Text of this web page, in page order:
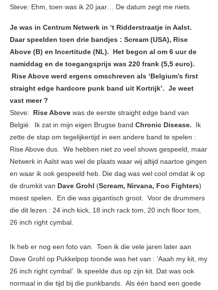
Steve: Ehm, toen was ik 20 jaar… De datum zegt me niets.
Je was in Centrum Netwerk in ‘t Ridderstraatje in Aalst.
Daar speelden toen drie bandjes : Scream (USA), Rise
Above (B) en Incertitude (NL). Het begon al om 6 uur de
namiddag en de toegangsprijs was 220 frank (5,5 euro).
Rise Above werd ergens omschreven als ‘Belgium’s first
straight edge hardcore punk band uit Kortrijk’. Je weet
vast meer ?
Steve: Rise Above was de eerste straight edge band van
België. Ik zat in mijn eigen Brugse band Chronic Disease. Ik
zette de stap om tegelijkertijd in een andere band te spelen :
Rise Above dus. We hebben niet zo veel shows gespeeld, maar
Netwerk in Aalst was wel de plaats waar wij altijd naartoe gingen
en waar ik ook gespeeld heb. Die dag was wel cool omdat ik op
de drumkit van Dave Grohl (Scream, Nirvana, Foo Fighters)
moest spelen. En die was gigantisch groot. Voor de drummers
die dit lezen : 24 inch kick, 18 inch rack tom, 20 inch floor tom,
26 inch right cymbal.
Ik heb er nog een foto van. Toen ik die vele jaren later aan
Dave Grohl op Pukkelpop toonde was het van : ‘Aaah my kit, my
26 inch right cymbal’. Ik speelde dus op zijn kit. Dat was ook
normaal in die tijd bij die punkbands. Als één band een goede